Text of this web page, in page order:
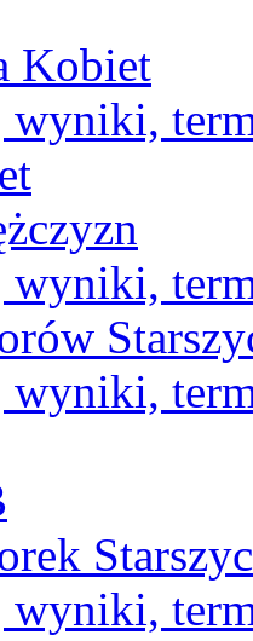
Kobiet
wyniki,
wyniki,
wyniki,
wyniki,